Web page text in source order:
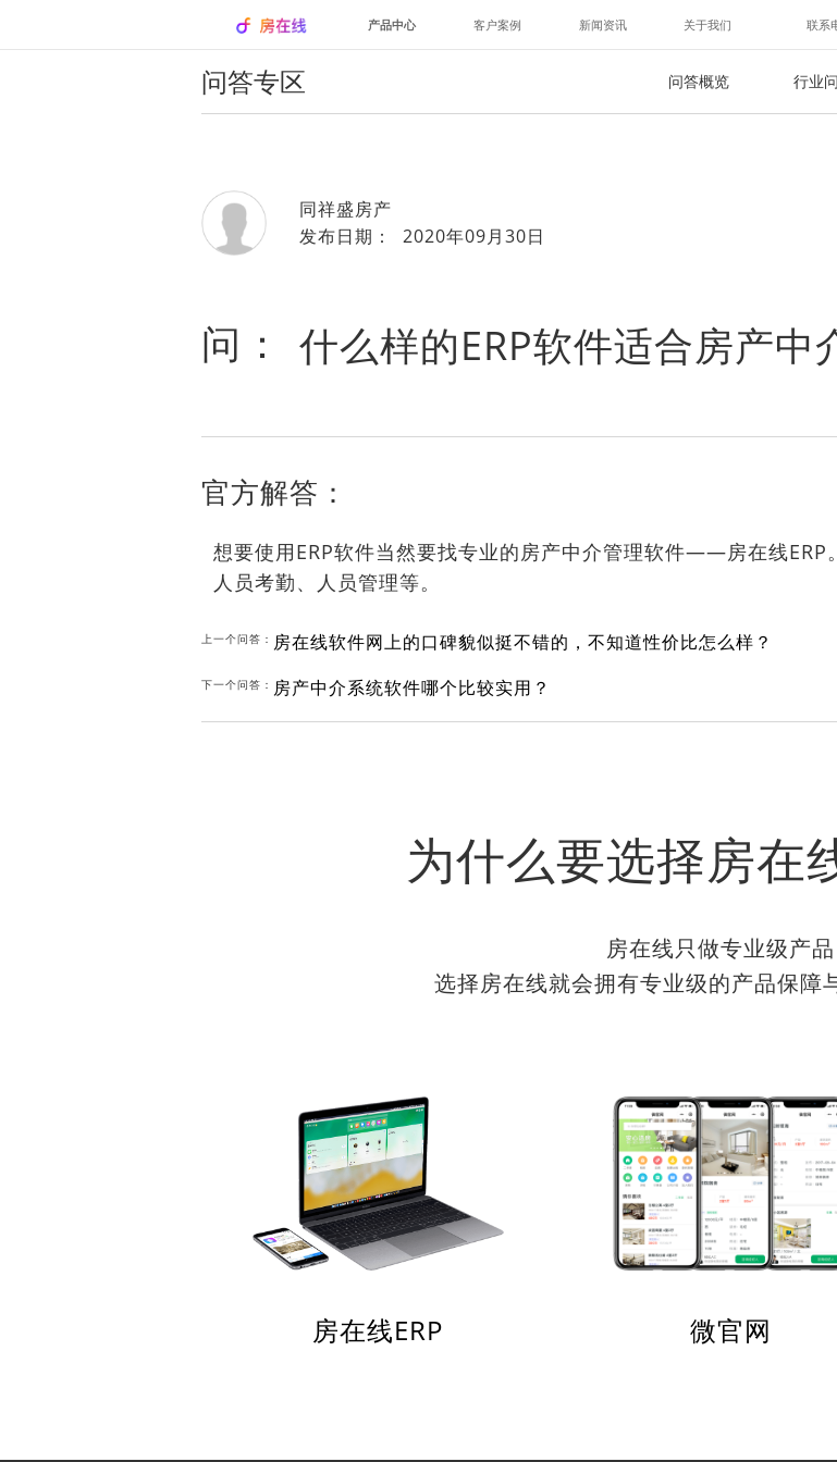
产品中心 客户案例 新闻资讯 关于我们 联系
问答专区 问答概览 行业
同祥盛房产
发布日期： 2020年09月30日
问： 什么样的ERP软件适合房产中
官方解答：
想要使用ERP软件当然要找专业的房产中介管理软件——房在线ERP
人员考勤、人员管理等。
上一个问答： 房在线软件网上的口碑貌似挺不错的，不知道性价比怎么样？
下一个问答： 房产中介系统软件哪个比较实用？
为什么要选择房在
房在线只做专业级产品
选择房在线就会拥有专业级的产品保障
房在线ERP 微官网